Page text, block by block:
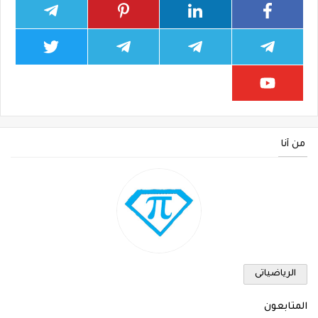
من أنا
الرياضياتى
المتابعون